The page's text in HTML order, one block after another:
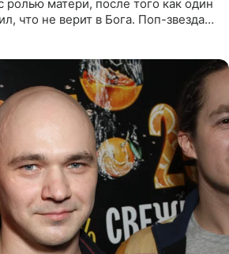
ролью матери, после того как один
что не верит в Бога. Поп-звезда